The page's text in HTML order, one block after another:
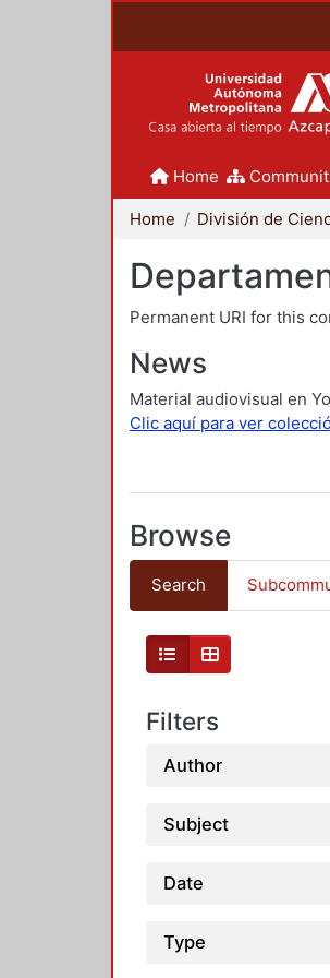
Home
Home
Permanent URI for this
News
Material audiovisual en
Clic aquí para ver
Browse
Search
Filters
Author
Subject
Date
Type